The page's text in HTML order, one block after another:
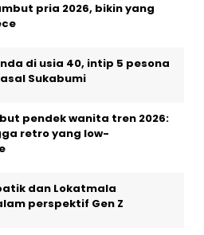
pria 2026, bikin yang
di usia 40, intip 5 pesona
Sukabumi
pendek wanita tren 2026:
retro yang low-
dan Lokatmala
perspektif Gen Z